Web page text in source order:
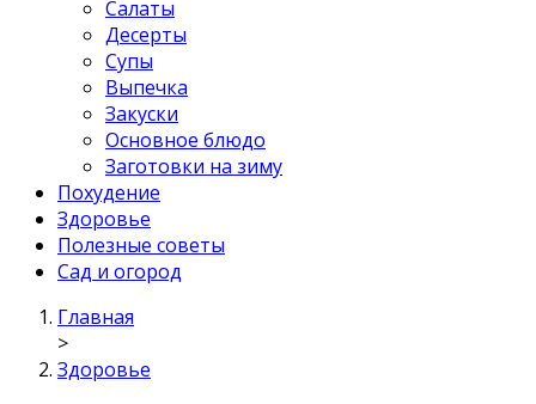
Салаты
Десерты
Супы
Выпечка
Закуски
Основное блюдо
Заготовки на зиму
Похудение
Здоровье
Полезные советы
Сад и огород
Главная
>
Здоровье